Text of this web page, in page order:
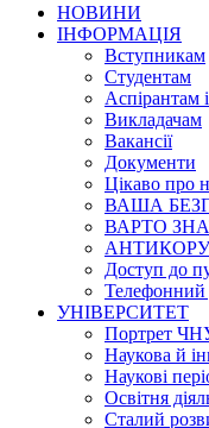
НОВИНИ
ІНФОРМАЦІЯ
Вступникам
Студентам
Аспірантам
Викладачам
Вакансії
Документи
Цікаво про
ВАША
ВАРТО
Доступ до
Телефонний
УНІВЕРСИТЕТ
Портрет
Наукова й
Наукові
Освітня
Сталий